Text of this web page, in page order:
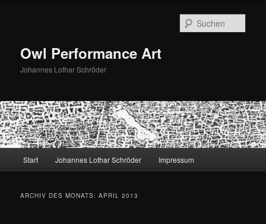
Owl Performance Art
Johannes Lothar Schröder
Start Johannes Lothar Schröder Impressum
ARCHIV DES MONATS:APRIL 2013